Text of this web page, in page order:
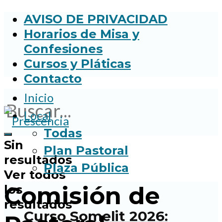
AVISO DE PRIVACIDAD
Horarios de Misa y
Confesiones
Cursos y Pláticas
Contacto
Sin
resultados
Ver todos
los
resultados
Inicio
Local
Todas
Plan Pastoral
Plaza Pública
Curso Somelit 2026:
Comisión de